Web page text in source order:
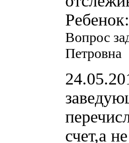
Вопрос
Петровна
счет,а